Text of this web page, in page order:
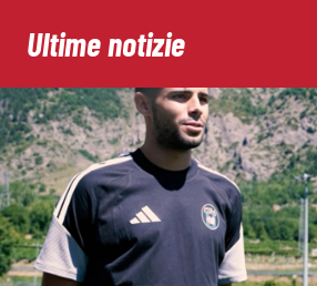
Ultime notizie